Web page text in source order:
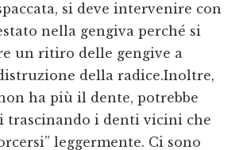
si deve intervenire con
nella gengiva perché si
un ritiro delle gengive a
della radice.Inoltre,
ha più il dente, potrebbe
trascinando i denti vicini che
leggermente. Ci sono